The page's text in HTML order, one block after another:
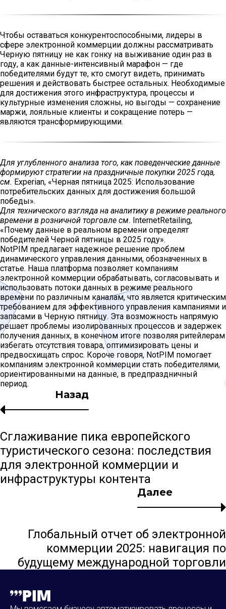
Чтобы оставаться конкурентоспособными, лидеры в
сфере электронной коммерции должны рассматривать
Черную пятницу не как гонку на выживание один раз в
году, а как данные-интенсивный марафон — где
победителями будут те, кто смогут видеть, принимать
решения и действовать быстрее остальных. Необходимые
для достижения этого инфраструктура, процессы и
культурные изменения сложны, но выгоды — сохранение
маржи, лояльные клиенты и сокращение потерь —
являются трансформирующими.
Для углубленного анализа того, как поведенческие данные
формируют стратегии на праздничные покупки 2025 года,
см. Experian, «Черная пятница 2025: Использование
потребительских данных для достижения большой
победы».
Для технического взгляда на аналитику в режиме реального
времени в розничной торговле см. InternetRetailing,
«Почему данные в реальном времени определят
победителей Черной пятницы в 2025 году».
NotPIM предлагает надежное решение проблем
динамического управления данными, обозначенных в
статье. Наша платформа позволяет компаниям
электронной коммерции обрабатывать, согласовывать и
использовать потоки данных в режиме реального
времени по различным каналам, что является критическим
требованием для эффективного управления кампаниями и
запасами в Черную пятницу. Эта возможность напрямую
решает проблемы изолированных процессов и задержек
получения данных, в конечном итоге позволяя ритейлерам
избегать отсутствия товара, оптимизировать цены и
предвосхищать спрос. Короче говоря, NotPIM помогает
компаниям электронной коммерции стать победителями,
ориентированными на данные, в предпраздничный
период.
Далее
Глобальный отчет об электронной
коммерции 2025: навигация по
будущему международной торговли
Назад
Сглаживание пика европейского
туристического сезона: последствия
для электронной коммерции и
инфраструктуры контента